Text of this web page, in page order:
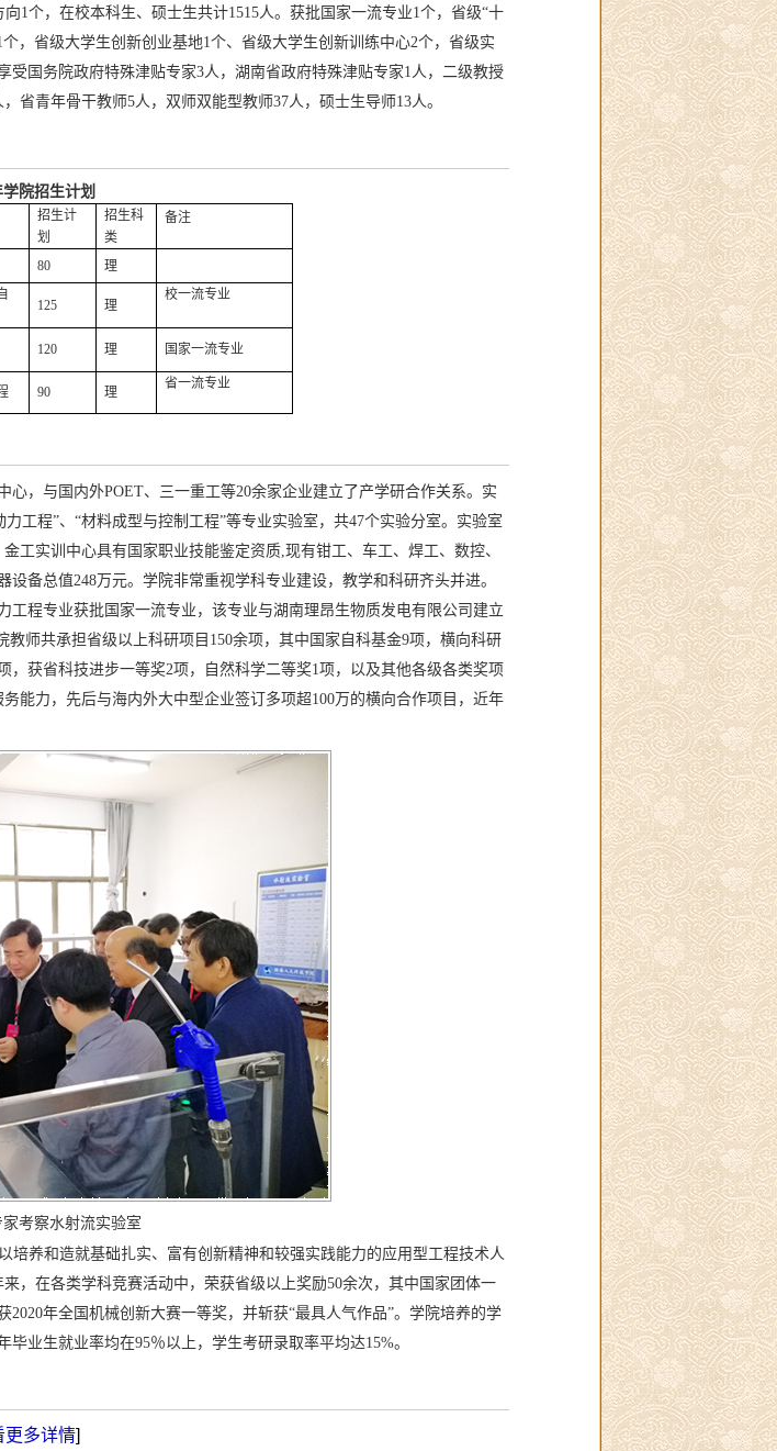
1个，在校本科生、硕士生共计1515人。获批国家一流专业1个，省级“十
，省级大学生创新创业基地1个、省级大学生创新训练中心2个，省级实
受国务院政府特殊津贴专家3人，湖南省政府特殊津贴专家1人，二级教授
省青年骨干教师5人，双师双能型教师37人，硕士生导师13人。
学院招生计划
招生计
划
招生科
类
备注
80
理
125 理
校一流专业
120 理 国家一流专业
90 理
省一流专业
，与国内外POET、三一重工等20余家企业建立了产学研合作关系。实
工程”、“材料成型与控制工程”等专业实验室，共47个实验分室。实验室
工实训中心具有国家职业技能鉴定资质,现有钳工、车工、焊工、数控、
备总值248万元。学院非常重视学科专业建设，教学和科研齐头并进。
程专业获批国家一流专业，该专业与湖南理昂生物质发电有限公司建立
师共承担省级以上科研项目150余项，其中国家自科基金9项，横向科研
，获省科技进步一等奖2项，自然科学二等奖1项，以及其他各级各类奖项
能力，先后与海内外大中型企业签订多项超100万的横向合作项目，近年
考察水射流实验室
养和造就基础扎实、富有创新精神和较强实践能力的应用型工程技术人
，在各类学科竞赛活动中，荣获省级以上奖励50余次，其中国家团体一
年全国机械创新大赛一等奖，并斩获“最具人气作品”。学院培养的学
业生就业率均在95％以上，学生考研录取率平均达15%。
更多详情]